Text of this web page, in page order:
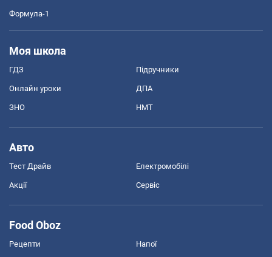
Формула-1
Моя школа
ГДЗ Підручники
Онлайн уроки ДПА
ЗНО НМТ
Авто
Тест Драйв Електромобілі
Акції Сервіс
Food Oboz
Рецепти Напої